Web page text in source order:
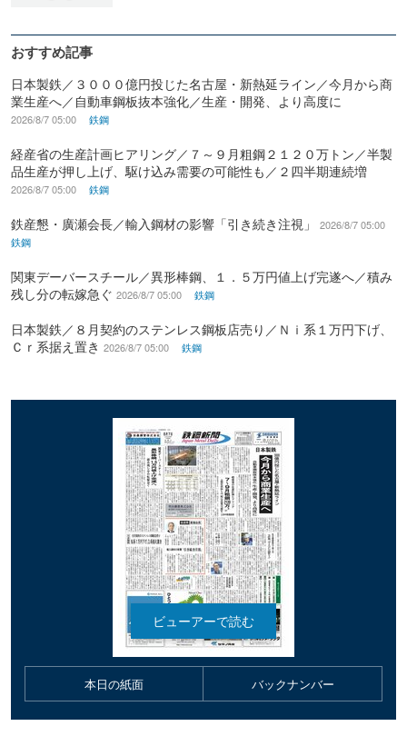
おすすめ記事
日本製鉄／３０００億円投じた名古屋・新熱延ライン／今月から商
業生産へ／自動車鋼板抜本強化／生産・開発、より高度に
2026/8/7 05:00 鉄鋼
経産省の生産計画ヒアリング／７～９月粗鋼２１２０万トン／半製
品生産が押し上げ、駆け込み需要の可能性も／２四半期連続増
2026/8/7 05:00 鉄鋼
鉄産懇・廣瀬会長／輸入鋼材の影響「引き続き注視」
2026/8/7 05:00
鉄鋼
関東デーバースチール／異形棒鋼、１．５万円値上げ完遂へ／積み
残し分の転嫁急ぐ 2026/8/7 05:00 鉄鋼
日本製鉄／８月契約のステンレス鋼板店売り／Ｎｉ系１万円下げ、
Ｃｒ系据え置き 2026/8/7 05:00 鉄鋼
本日の紙面 バックナンバー